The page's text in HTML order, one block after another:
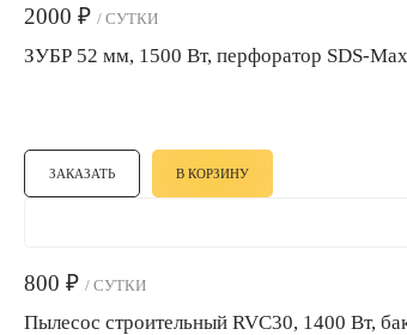
2000 ₽ / СУТКИ
ЗУБР 52 мм, 1500 Вт, перфоратор SDS-
ЗАКАЗАТЬ В КОРЗИНУ
800 ₽ / СУТКИ
Пылесос строительный RVC30, 1400 Вт,